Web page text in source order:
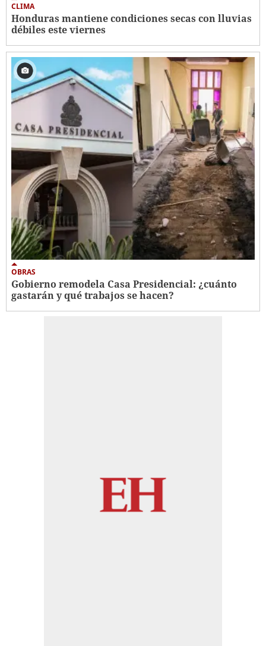
CLIMA
Honduras mantiene condiciones secas con lluvias
débiles este viernes
OBRAS
Gobierno remodela Casa Presidencial: ¿cuánto
gastarán y qué trabajos se hacen?